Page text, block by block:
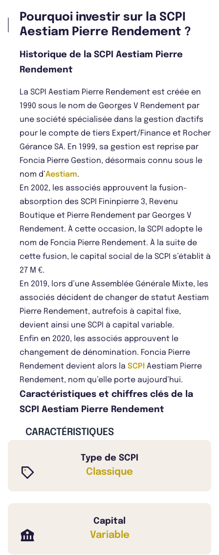
Pourquoi investir sur la SCPI
Aestiam Pierre Rendement ?
Historique de la SCPI Aestiam Pierre
Rendement
La SCPI Aestiam Pierre Rendement est créée en
1990 sous le nom de Georges V Rendement par
une société spécialisée dans la gestion d'actifs
pour le compte de tiers Expert/Finance et Rocher
Gérance SA. En 1999, sa gestion est reprise par
Foncia Pierre Gestion, désormais connu sous le
nom d’Aestiam.
En 2002, les associés approuvent la fusion-
absorption des SCPI Fininpierre 3, Revenu
Boutique et Pierre Rendement par Georges V
Rendement. À cette occasion, la SCPI adopte le
nom de Foncia Pierre Rendement. À la suite de
cette fusion, le capital social de la SCPI s’établit à
27 M €.
En 2019, lors d’une Assemblée Générale Mixte, les
associés décident de changer de statut Aestiam
Pierre Rendement, autrefois à capital fixe,
devient ainsi une SCPI à capital variable.
Enfin en 2020, les associés approuvent le
changement de dénomination. Foncia Pierre
Rendement devient alors la SCPI Aestiam Pierre
Rendement, nom qu’elle porte aujourd’hui.
Caractéristiques et chiffres clés de la
SCPI Aestiam Pierre Rendement
CARACTÉRISTIQUES
Type de SCPI
Classique
Capital
Variable